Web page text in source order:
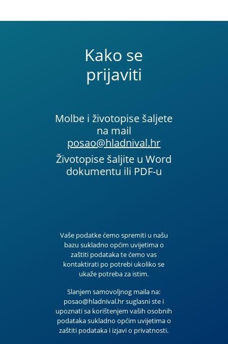
Kako se
prijaviti
Molbe i životopise šaljete
na mail
posao@hladnival.hr
Životopise šaljite u Word
dokumentu ili PDF-u
Vaše podatke ćemo spremiti u našu
bazu sukladno općim uvijetima o
zaštiti podataka te ćemo vas
kontaktirati po potrebi ukoliko se
ukaže potreba za istim.
Slanjem samovoljnog maila na:
posao@hladnival.hr suglasni ste i
upoznati sa korištenjem vaših osobnih
podataka sukladno općim uvijetima o
zaštiti podataka i izjavi o privatnosti.